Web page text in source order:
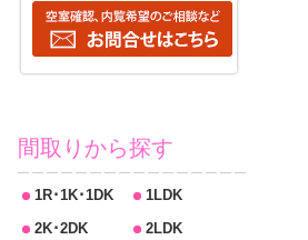
間取りから探す
1R･1K･1DK
1LDK
2K･2DK
2LDK